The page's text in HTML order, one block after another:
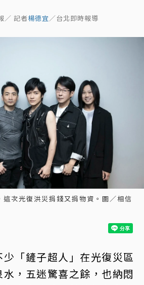
／ 記者楊德宜／台北即時報導
這次光復洪災捐錢又捐物資。圖／相信
「鏟子超人」在光復災區
，五迷驚喜之餘，也納悶